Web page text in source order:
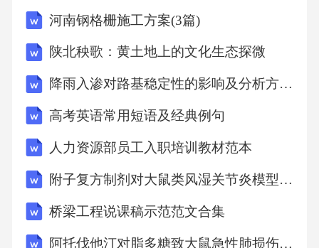
治工作的能力。二是聚焦“关键少数”，破解监督
难题。健全完善对“一把手”和领导班子监督的制
度规定，探索运用谈心谈话、述责述廉、廉政
家访、政治生态分析等方式，强化对“一把手”权
力运行的制约和监督。三是推进监督信息化、
代科技手段，建设智慧监督平台，整合监督资
源，实现数据共享和动态监测，提升发现隐形
变异问题的能力。四是丰富和优化日常监督方
式。综合运用列席会议、专项检查、明察暗
河南钢格栅施工方案(3篇)
陕北秧歌：黄土地上的文化生态探微
降雨入渗对路基稳定性的影响及分析方法研究
高考英语常用短语及经典例句
人力资源部员工入职培训教材范本
附子复方制剂对大鼠类风湿关节炎模型的多维度干预机制探究
桥梁工程说课稿示范范文合集
阿托伐他汀对脂多糖致大鼠急性肺损伤的干预效应与机制探究